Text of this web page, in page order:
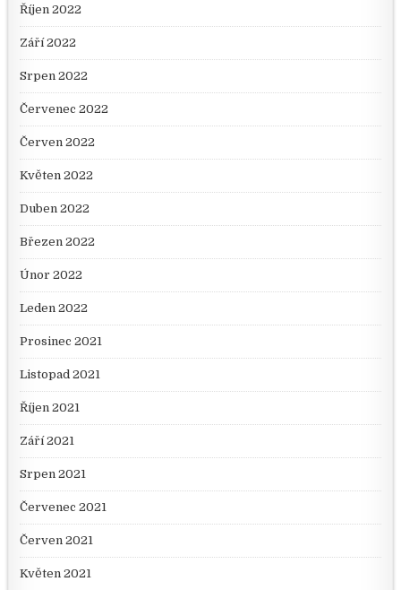
Říjen 2022
Září 2022
Srpen 2022
Červenec 2022
Červen 2022
Květen 2022
Duben 2022
Březen 2022
Únor 2022
Leden 2022
Prosinec 2021
Listopad 2021
Říjen 2021
Září 2021
Srpen 2021
Červenec 2021
Červen 2021
Květen 2021